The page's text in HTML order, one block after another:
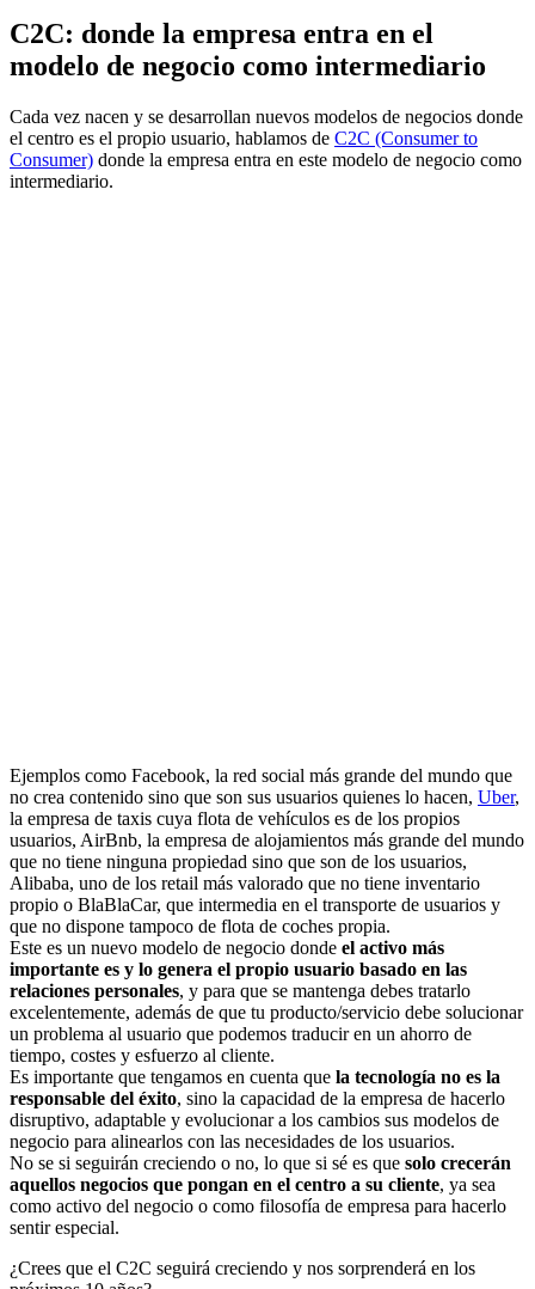
C2C: donde la empresa entra en el
modelo de negocio como intermediario
Cada vez nacen y se desarrollan nuevos modelos de negocios donde
el centro es el propio usuario, hablamos de C2C (Consumer to
Consumer) donde la empresa entra en este modelo de negocio como
intermediario.
Ejemplos como Facebook, la red social más grande del mundo que
no crea contenido sino que son sus usuarios quienes lo hacen, Uber,
la empresa de taxis cuya flota de vehículos es de los propios
usuarios, AirBnb, la empresa de alojamientos más grande del mundo
que no tiene ninguna propiedad sino que son de los usuarios,
Alibaba, uno de los retail más valorado que no tiene inventario
propio o BlaBlaCar, que intermedia en el transporte de usuarios y
que no dispone tampoco de flota de coches propia.
Este es un nuevo modelo de negocio donde el activo más
importante es y lo genera el propio usuario basado en las
relaciones personales, y para que se mantenga debes tratarlo
excelentemente, además de que tu producto/servicio debe solucionar
un problema al usuario que podemos traducir en un ahorro de
tiempo, costes y esfuerzo al cliente.
Es importante que tengamos en cuenta que la tecnología no es la
responsable del éxito, sino la capacidad de la empresa de hacerlo
disruptivo, adaptable y evolucionar a los cambios sus modelos de
negocio para alinearlos con las necesidades de los usuarios.
No se si seguirán creciendo o no, lo que si sé es que solo crecerán
aquellos negocios que pongan en el centro a su cliente, ya sea
como activo del negocio o como filosofía de empresa para hacerlo
sentir especial.
¿Crees que el C2C seguirá creciendo y nos sorprenderá en los